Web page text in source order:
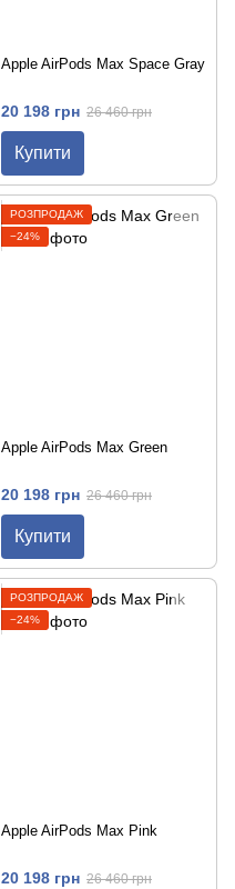
Apple AirPods Max Space Gray
20 198 грн 26 460 грн
Купити
РОЗПРОДАЖ
−24%
Apple AirPods Max Green
20 198 грн 26 460 грн
Купити
РОЗПРОДАЖ
−24%
Apple AirPods Max Pink
20 198 грн 26 460 грн